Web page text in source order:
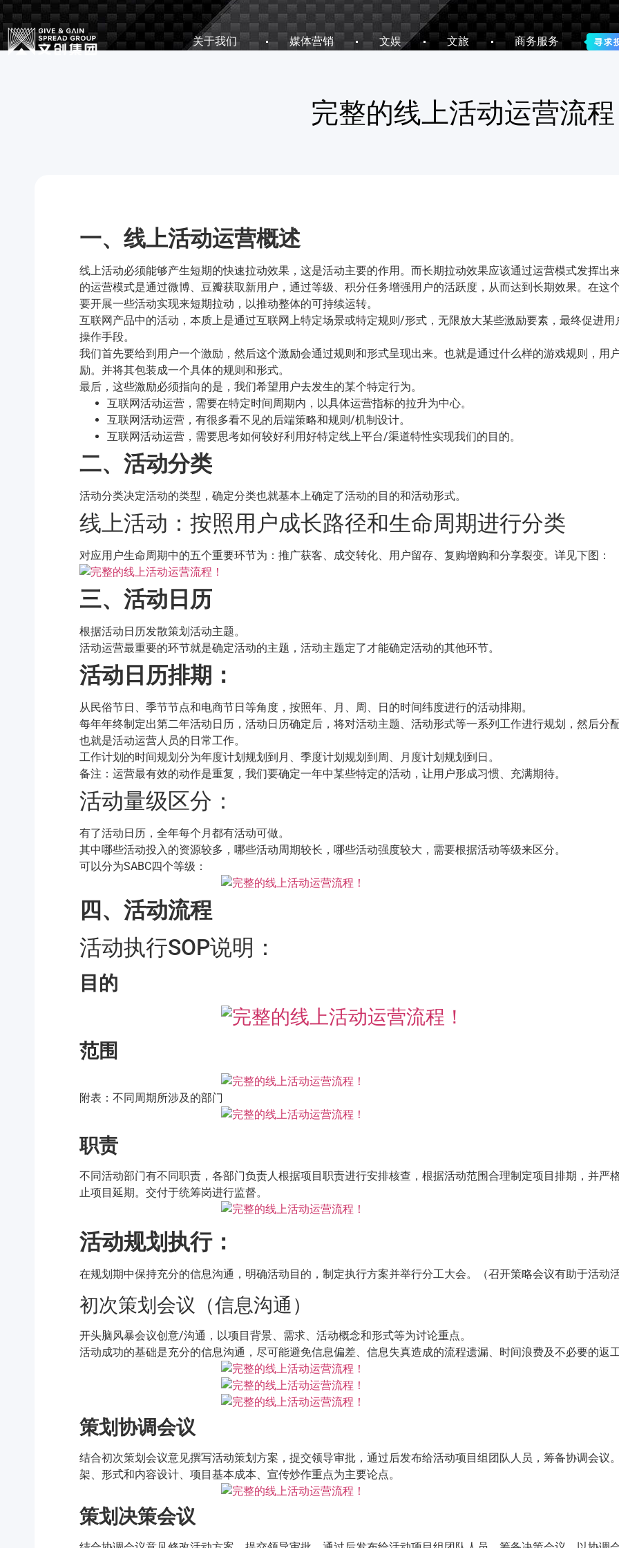
关于我们 媒体营销 文娱 文旅 商务服务
完整的线上活动运营流程
一、线上活动运营概述
线上活动必须能够产生短期的快速拉动效果，这是活动主要的作用。而长期拉动效果应该通过运营模式发挥出
的运营模式是通过微博、豆瓣获取新用户，通过等级、积分任务增强用户的活跃度，从而达到长期效果。在这
要开展一些活动实现来短期拉动，以推动整体的可持续运转。
互联网产品中的活动，本质上是通过互联网上特定场景或特定规则/形式，无限放大某些激励要素，最终促进用
操作手段。
我们首先要给到用户一个激励，然后这个激励会通过规则和形式呈现出来。也就是通过什么样的游戏规则，用
励。并将其包装成一个具体的规则和形式。
最后，这些激励必须指向的是，我们希望用户去发生的某个特定行为。
互联网活动运营，需要在特定时间周期内，以具体运营指标的拉升为中心。
互联网活动运营，有很多看不见的后端策略和规则/机制设计。
互联网活动运营，需要思考如何较好利用好特定线上平台/渠道特性实现我们的目的。
二、活动分类
活动分类决定活动的类型，确定分类也就基本上确定了活动的目的和活动形式。
线上活动：按照用户成长路径和生命周期进行分类
对应用户生命周期中的五个重要环节为：推广获客、成交转化、用户留存、复购增购和分享裂变。详见下图：
三、活动日历
根据活动日历发散策划活动主题。
活动运营最重要的环节就是确定活动的主题，活动主题定了才能确定活动的其他环节。
活动日历排期：
从民俗节日、季节节点和电商节日等角度，按照年、月、周、日的时间纬度进行的活动排期。
每年年终制定出第二年活动日历，活动日历确定后，将对活动主题、活动形式等一系列工作进行规划，然后分
也就是活动运营人员的日常工作。
工作计划的时间规划分为年度计划规划到月、季度计划规划到周、月度计划规划到日。
备注：运营最有效的动作是重复，我们要确定一年中某些特定的活动，让用户形成习惯、充满期待。
活动量级区分：
有了活动日历，全年每个月都有活动可做。
其中哪些活动投入的资源较多，哪些活动周期较长，哪些活动强度较大，需要根据活动等级来区分。
可以分为SABC四个等级：
四、 活动流程
活动执行SOP说明：
目的
范围
附表：不同周期所涉及的部门
职责
不同活动部门有不同职责，各部门负责人根据项目职责进行安排核查，根据活动范围合理制定项目排期，并严
止项目延期。交付于统筹岗进行监督。
活动规划执行：
在规划期中保持充分的信息沟通，明确活动目的，制定执行方案并举行分工大会。（召开策略会议有助于活动活
初次策划会议（信息沟通）
开头脑风暴会议创意/沟通，以项目背景、需求、活动概念和形式等为讨论重点。
活动成功的基础是充分的信息沟通，尽可能避免信息偏差、信息失真造成的流程遗漏、时间浪费及不必要的返工
策划协调会议
结合初次策划会议意见撰写活动策划方案，提交领导审批，通过后发布给活动项目组团队人员，筹备协调会议
架、形式和内容设计、项目基本成本、宣传炒作重点为主要论点。
策划决策会议